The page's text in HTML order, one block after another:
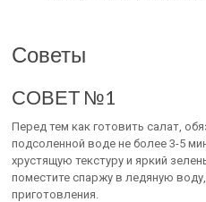
Советы
СОВЕТ №1
Перед тем как готовить салат,
подсоленной воде не более 3-5
хрустящую текстуру и яркий
поместите спаржу в ледяную
приготовления.